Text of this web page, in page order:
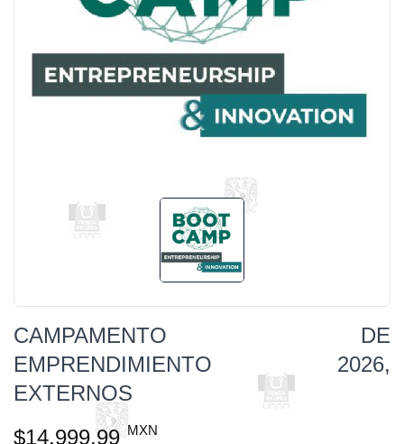
CAMPAMENTO DE
EMPRENDIMIENTO 2026,
EXTERNOS
$14,999.99 MXN